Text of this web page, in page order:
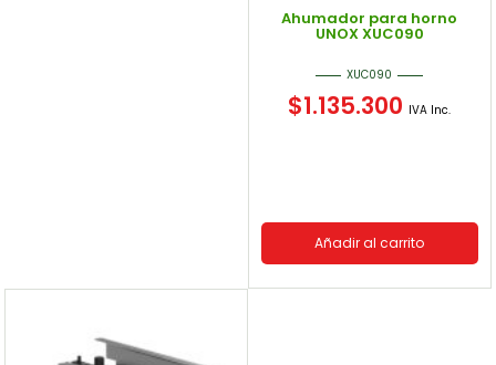
Ahumador para horno
UNOX XUC090
XUC090
$1.135.300 IVA Inc.
Añadir al carrito